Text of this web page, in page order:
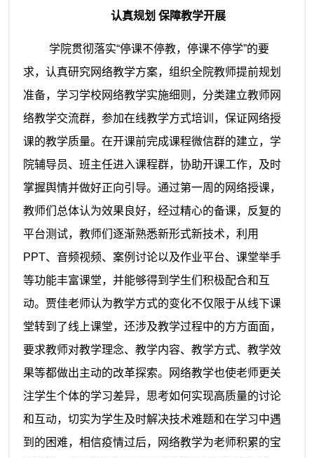
认真规划 保障教学开展
学院贯彻落实“停课不停教，停课不停学”的要
求，认真研究网络教学方案，组织全院教师提前规划
准备，学习学校网络教学实施细则，分类建立教师网
络教学交流群，参加在线教学方式培训，保证网络授
课的教学质量。在开课前完成课程微信群的建立，学
院辅导员、班主任进入课程群，协助开课工作，及时
掌握舆情并做好正向引导。通过第一周的网络授课，
教师们总体认为效果良好，经过精心的备课，反复的
平台测试，教师们逐渐熟悉新形式新技术，利用
PPT、音频视频、案例讨论以及作业平台、课堂举手
等功能丰富课堂，并能够得到学生们积极配合和互
动。贾佳老师认为教学方式的变化不仅限于从线下课
堂转到了线上课堂，还涉及教学过程中的方方面面，
要求教师对教学理念、教学内容、教学方式、教学效
果等都做出主动的改革探索。网络教学也使老师更关
注学生个体的学习差异，思考如何实现高质量的讨论
和互动，切实为学生及时解决技术难题和在学习中遇
到的困难，相信疫情过后，网络教学为老师积累的宝